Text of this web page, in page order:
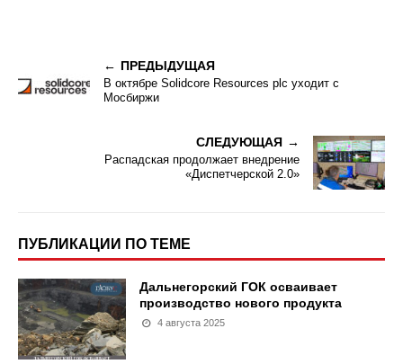
ПРЕДЫДУЩАЯ
В октябре Solidcore Resources plc уходит с
Мосбиржи
СЛЕДУЮЩАЯ
Распадская продолжает внедрение
«Диспетчерской 2.0»
ПУБЛИКАЦИИ ПО ТЕМЕ
Дальнегорский ГОК осваивает
производство нового продукта
4 августа 2025